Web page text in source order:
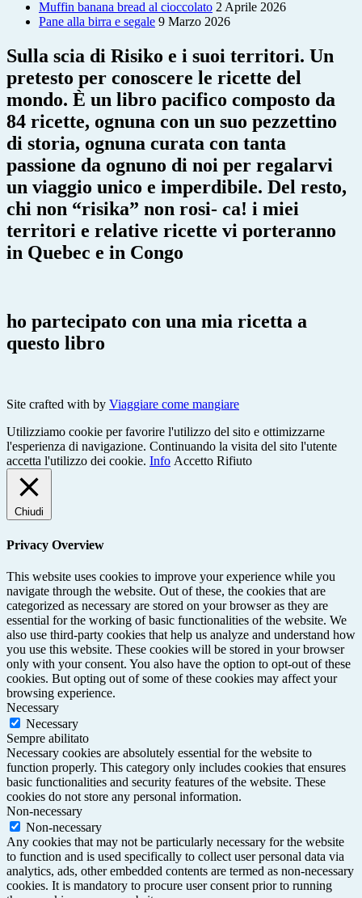
Muffin banana bread al cioccolato 2 Aprile 2026
Pane alla birra e segale 9 Marzo 2026
Sulla scia di Risiko e i suoi territori. Un
pretesto per conoscere le ricette del
mondo. È un libro pacifico composto da
84 ricette, ognuna con un suo pezzettino
di storia, ognuna curata con tanta
passione da ognuno di noi per regalarvi
un viaggio unico e imperdibile. Del resto,
chi non “risika” non rosi- ca! i miei
territori e relative ricette vi porteranno
in Quebec e in Congo
ho partecipato con una mia ricetta a
questo libro
Site crafted with by Viaggiare come mangiare
Utilizziamo cookie per favorire l'utilizzo del sito e ottimizzarne
l'esperienza di navigazione. Continuando la visita del sito l'utente
accetta l'utilizzo dei cookie. Info Accetto Rifiuto
Chiudi
Privacy Overview
This website uses cookies to improve your experience while you
navigate through the website. Out of these, the cookies that are
categorized as necessary are stored on your browser as they are
essential for the working of basic functionalities of the website. We
also use third-party cookies that help us analyze and understand how
you use this website. These cookies will be stored in your browser
only with your consent. You also have the option to opt-out of these
cookies. But opting out of some of these cookies may affect your
browsing experience.
Necessary
Necessary
Sempre abilitato
Necessary cookies are absolutely essential for the website to
function properly. This category only includes cookies that ensures
basic functionalities and security features of the website. These
cookies do not store any personal information.
Non-necessary
Non-necessary
Any cookies that may not be particularly necessary for the website
to function and is used specifically to collect user personal data via
analytics, ads, other embedded contents are termed as non-necessary
cookies. It is mandatory to procure user consent prior to running